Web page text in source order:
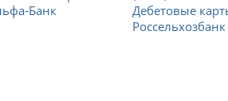
Банк
Дебетовые